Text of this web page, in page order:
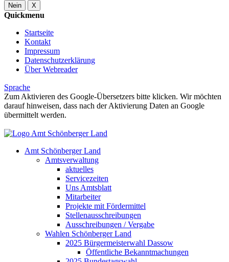
Nein X
Quickmenu
Startseite
Kontakt
Impressum
Datenschutzerklärung
Über Webreader
Sprache
Zum Aktivieren des Google-Übersetzers bitte klicken. Wir möchten
darauf hinweisen, dass nach der Aktivierung Daten an Google
übermittelt werden.
Amt Schönberger Land
Amtsverwaltung
aktuelles
Servicezeiten
Uns Amtsblatt
Mitarbeiter
Projekte mit Fördermittel
Stellenausschreibungen
Ausschreibungen / Vergabe
Wahlen Schönberger Land
2025 Bürgermeisterwahl Dassow
Öffentliche Bekanntmachungen